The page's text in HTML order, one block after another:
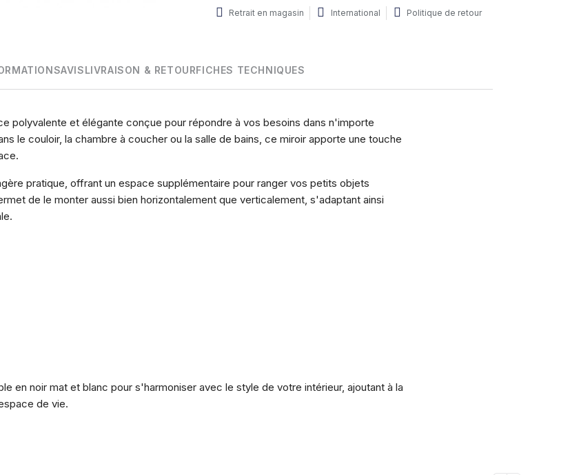
Retrait en magasin International Politique de retour
AVISLIVRAISON & RETOURFICHES TECHNIQUES
polyvalente et élégante conçue pour répondre à vos besoins dans n'importe
le couloir, la chambre à coucher ou la salle de bains, ce miroir apporte une touche
pratique, offrant un espace supplémentaire pour ranger vos petits objets
de le monter aussi bien horizontalement que verticalement, s'adaptant ainsi
en noir mat et blanc pour s'harmoniser avec le style de votre intérieur, ajoutant à la
de vie.